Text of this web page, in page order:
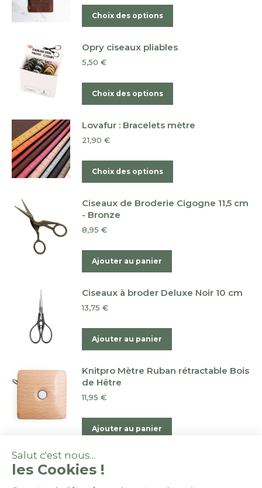
Choix des options
produit
Les
être
sur
du
Opry ciseaux pliables
5,50 €
Choix des options
produit
Les
être
produit
Lovafur : Bracelets mètre
21,90 €
Choix des options
produit
plusieurs
choisies
produit
Ciseaux de Broderie Cigogne 11,5 cm
- Bronze
8,95 €
Ajouter au panier
Ciseaux à broder Deluxe Noir 10 cm
13,75 €
Ajouter au panier
Knitpro Mètre Ruban rétractable Bois
de Hêtre
11,95 €
Ajouter au panier
Salut c'est nous...
les Cookies !